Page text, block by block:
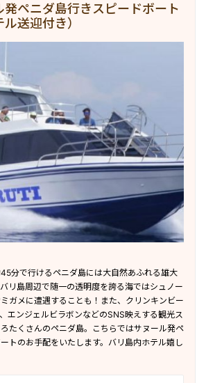
発ペニダ島行きスピードボート
送迎付き）
分で行けるペニダ島には大自然あふれる雄大
リ島周辺で随一の透明度を誇る海ではシュノー
ガメに遭遇することも！また、クリンキンビー
エンジェルビラボンなどのSNS映えする観光ス
たくさんのペニダ島。こちらではサヌール発ペ
トのお手配をいたします。バリ島内ホテル嬉し